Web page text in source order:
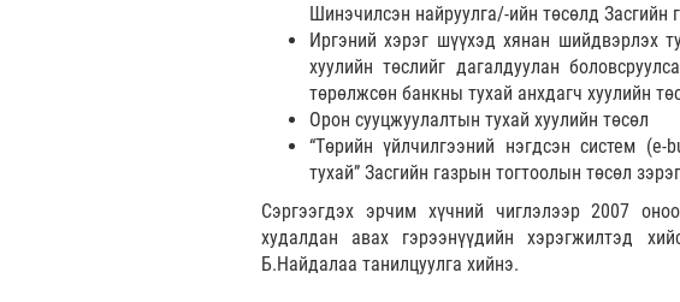
Шинэчилсэн найруулга/-ийн төсөлд Засгийн
Иргэний хэрэг шүүхэд хянан шийдвэрлэх
хуулийн төслийг дагалдуулан
төрөлжсөн банкны тухай анхдагч хуулийн
Орон сууцжуулалтын тухай хуулийн төсөл
“Төрийн үйлчилгээний нэгдсэн систем
тухай” Засгийн газрын тогтоолын төсөл
Сэргээгдэх эрчим хүчний чиглэлээр 2007
худалдан авах гэрээнүүдийн хэрэгжилтэд
Б.Найдалаа танилцуулга хийнэ.